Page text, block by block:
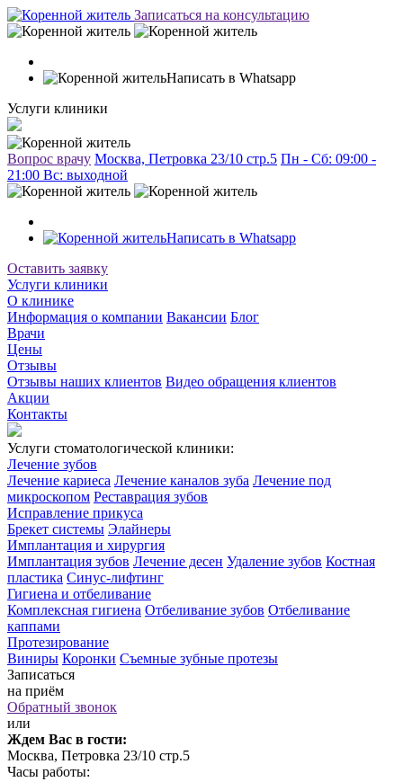
Записаться на консультацию
Написать в Whatsapp
Услуги клиники
Вопрос врачу Москва, Петровка 23/10 стр.5 Пн - Сб: 09:00 -
21:00 Вc: выходной
Написать в Whatsapp
Оставить заявку
Услуги клиники
О клинике
Информация о компании Вакансии Блог
Врачи
Цены
Отзывы
Отзывы наших клиентов Видео обращения клиентов
Акции
Контакты
Услуги стоматологической клиники:
Лечение зубов
Лечение кариеса Лечение каналов зуба Лечение под
микроскопом Реставрация зубов
Исправление прикуса
Брекет системы Элайнеры
Имплантация и хирургия
Имплантация зубов Лечение десен Удаление зубов Костная
пластика Синус-лифтинг
Гигиена и отбеливание
Комплексная гигиена Отбеливание зубов Отбеливание
каппами
Протезирование
Виниры Коронки Съемные зубные протезы
Записаться
на приём
Обратный звонок
или
Ждем Вас в гости:
Москва, Петровка 23/10 стр.5
Часы работы: